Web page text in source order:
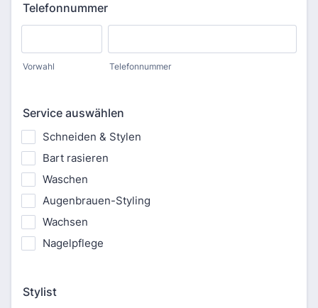
Telefonnummer
Vorwahl Telefonnummer
Service auswählen
Schneiden & Stylen
Bart rasieren
Waschen
Augenbrauen-Styling
Wachsen
Nagelpflege
Stylist